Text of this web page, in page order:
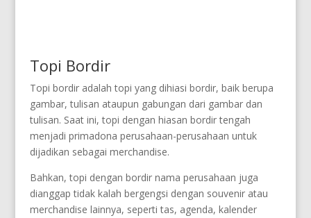
Topi Bordir
Topi bordir adalah topi yang dihiasi bordir, baik berupa
gambar, tulisan ataupun gabungan dari gambar dan
tulisan. Saat ini, topi dengan hiasan bordir tengah
menjadi primadona perusahaan-perusahaan untuk
dijadikan sebagai merchandise.
Bahkan, topi dengan bordir nama perusahaan juga
dianggap tidak kalah bergengsi dengan souvenir atau
merchandise lainnya, seperti tas, agenda, kalender